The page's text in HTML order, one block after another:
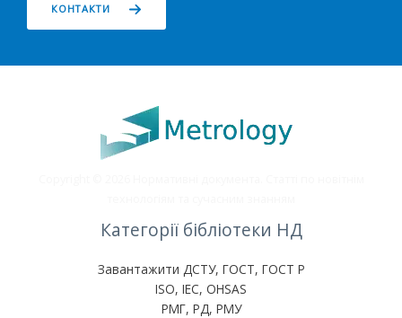
КОНТАКТИ
Категорії бібліотеки НД
Завантажити ДСТУ, ГОСТ, ГОСТ Р
ISO, IEC, OHSAS
РМГ, РД, РМУ